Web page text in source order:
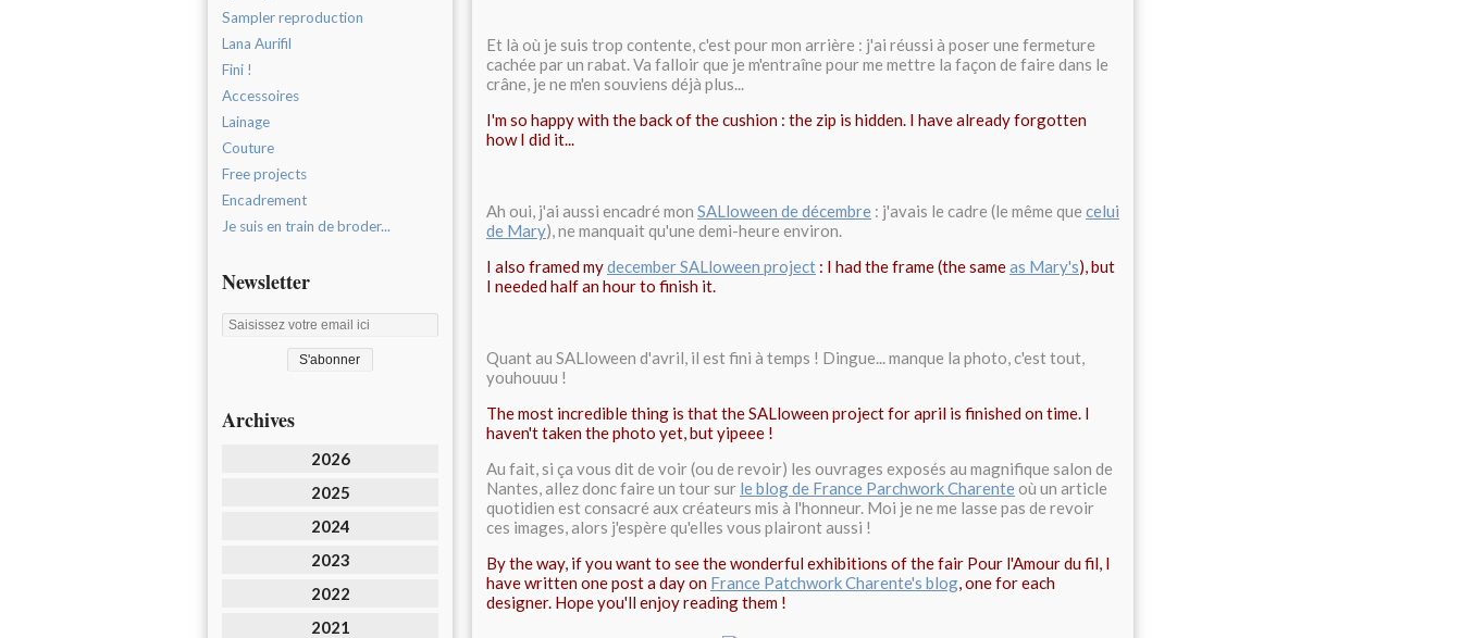
Sampler reproduction
Lana Aurifil
Fini !
Accessoires
Lainage
Couture
Free projects
Encadrement
Je suis en train de broder...
Newsletter
Archives
2026
2025
2024
2023
2022
2021
Et là où je suis trop contente, c'est pour mon arrière : j'ai réussi à poser une fermeture
cachée par un rabat. Va falloir que je m'entraîne pour me mettre la façon de faire dans le
crâne, je ne m'en souviens déjà plus...
I'm so happy with the back of the cushion : the zip is hidden. I have already forgotten
how I did it...
Ah oui, j'ai aussi encadré mon SALloween de décembre : j'avais le cadre (le même que celui
de Mary), ne manquait qu'une demi-heure environ.
I also framed mydecember SALloween project : I had the frame (the sameas Mary's), but
I needed half an hour to finish it.
Quant au SALloween d'avril, il est fini à temps ! Dingue... manque la photo, c'est tout,
youhouuu !
The most incredible thing is that the SALloween project for april is finished on time. I
haven't taken the photo yet, but yipeee !
Au fait, si ça vous dit de voir (ou de revoir) les ouvrages exposés au magnifique salon de
Nantes, allez donc faire un tour sur le blog de France Parchwork Charenteoù un article
quotidien est consacré aux créateurs mis à l'honneur. Moi je ne me lasse pas de revoir
ces images, alors j'espère qu'elles vous plairont aussi !
By the way, if you want to see the wonderful exhibitions of the fair Pour l'Amour du fil, I
have written one post a day on France Patchwork Charente's blog, one for each
designer. Hope you'll enjoy reading them !